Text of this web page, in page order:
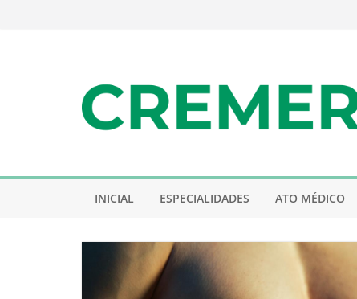
INICIAL ESPECIALIDADES ATO MÉDICO